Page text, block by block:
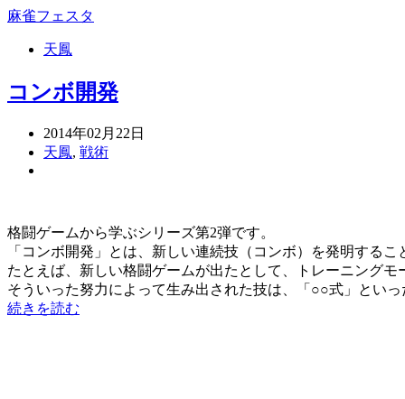
麻雀フェスタ
天鳳
コンボ開発
2014年02月22日
天鳳, 戦術
格闘ゲームから学ぶシリーズ第2弾です。
「コンボ開発」とは、新しい連続技（コンボ）を発明するこ
たとえば、新しい格闘ゲームが出たとして、トレーニング
そういった努力によって生み出された技は、「○○式」とい
続きを読む